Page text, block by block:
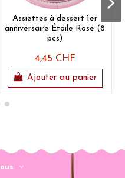
Assiettes à dessert 1er
anniversaire Étoile Rose (8
pcs)
4,45 CHF
Ajouter au panier